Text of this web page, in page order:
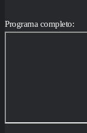
Programa completo: